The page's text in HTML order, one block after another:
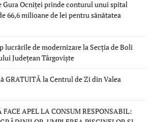
Gura Ocniței prinde conturul unui spital
66,6 milioane de lei pentru sănătatea
lucrările de modernizare la Secția de Boli
Județean Târgoviște
GRATUITĂ la Centrul de Zi din Valea
APEL LA CONSUM RESPONSABIL: